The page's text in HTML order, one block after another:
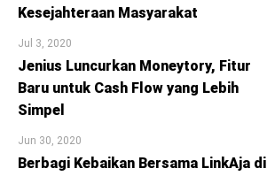
Kesejahteraan Masyarakat
Jul 3, 2020
Jenius Luncurkan Moneytory, Fitur
Baru untuk Cash Flow yang Lebih
Simpel
Jun 30, 2020
Berbagi Kebaikan Bersama LinkAja di